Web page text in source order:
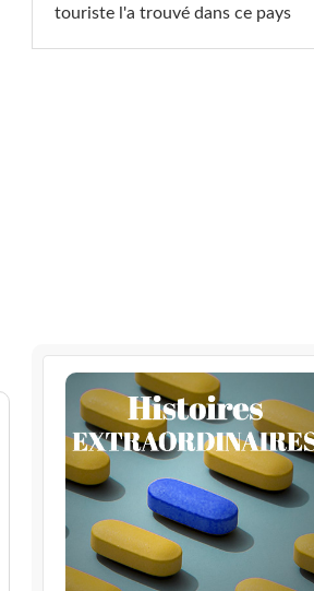
touriste l'a trouvé dans ce pays